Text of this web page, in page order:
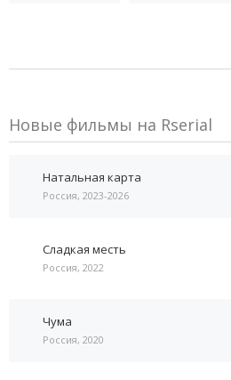
Новые фильмы на Rserial
Натальная карта
Россия, 2023-2026
Сладкая месть
Россия, 2022
Чума
Россия, 2020